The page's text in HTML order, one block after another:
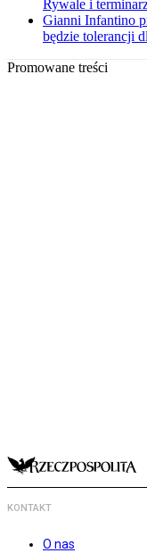
Rywale i
Gianni Infantino
będzie tolerancji
Promowane treści
KONTAKT
O nas